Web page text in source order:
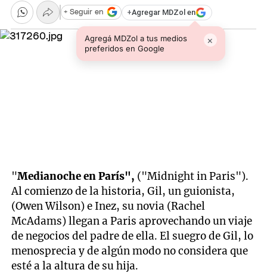
+Agregar MDZol en
Agregá MDZol a tus medios
preferidos en Google
×
+ Seguir en
"Medianoche en París", ("Midnight in Paris").
Al comienzo de la historia, Gil, un guionista,
(Owen Wilson) e Inez, su novia (Rachel
McAdams) llegan a Paris aprovechando un viaje
de negocios del padre de ella. El suegro de Gil, lo
menosprecia y de algún modo no considera que
esté a la altura de su hija.